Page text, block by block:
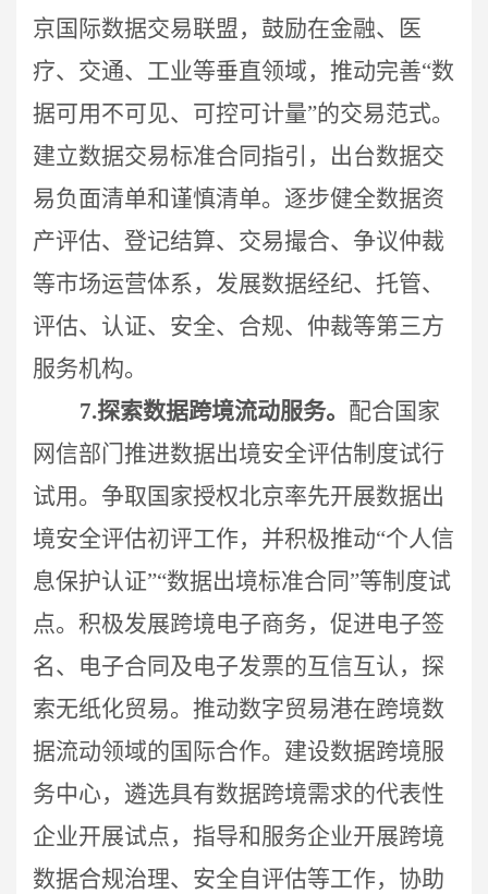
京国际数据交易联盟，鼓励在金融、医
疗、交通、工业等垂直领域，推动完善“数
据可用不可见、可控可计量”的交易范式。
建立数据交易标准合同指引，出台数据交
易负面清单和谨慎清单。逐步健全数据资
产评估、登记结算、交易撮合、争议仲裁
等市场运营体系，发展数据经纪、托管、
评估、认证、安全、合规、仲裁等第三方
服务机构。
7.探索数据跨境流动服务。 配合国家
网信部门推进数据出境安全评估制度试行
试用。争取国家授权北京率先开展数据出
境安全评估初评工作，并积极推动“个人信
息保护认证”“数据出境标准合同”等制度试
点。积极发展跨境电子商务，促进电子签
名、电子合同及电子发票的互信互认，探
索无纸化贸易。推动数字贸易港在跨境数
据流动领域的国际合作。建设数据跨境服
务中心，遴选具有数据跨境需求的代表性
企业开展试点，指导和服务企业开展跨境
数据合规治理、安全自评估等工作，协助